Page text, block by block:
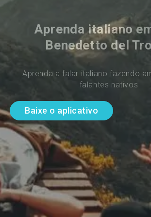
Aprenda italiano
Benedetto del
Aprenda a falar italiano fazendo
falantes nativos
Baixe o aplicativo